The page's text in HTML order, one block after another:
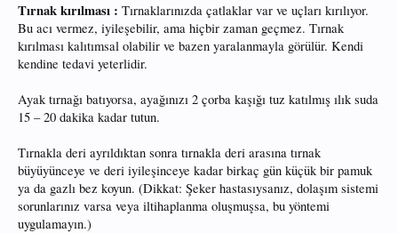
Tırnak kırılması : Tırnaklarınızda çatlaklar var ve uçları kırılıyor.
Bu acı vermez, iyileşebilir, ama hiçbir zaman geçmez. Tırnak
kırılması kalıtımsal olabilir ve bazen yaralanmayla görülür. Kendi
kendine tedavi yeterlidir.
Ayak tırnağı batıyorsa, ayağınızı 2 çorba kaşığı tuz katılmış ılık suda
15 – 20 dakika kadar tutun.
Tırnakla deri ayrıldıktan sonra tırnakla deri arasına tırnak
büyüyünceye ve deri iyileşinceye kadar birkaç gün küçük bir pamuk
ya da gazlı bez koyun. (Dikkat: Şeker hastasıysanız, dolaşım sistemi
sorunlarınız varsa veya iltihaplanma oluşmuşsa, bu yöntemi
uygulamayın.)